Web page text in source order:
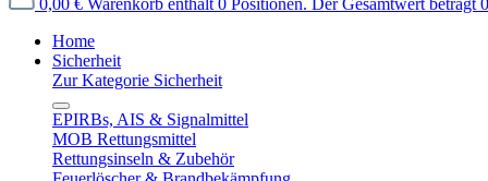
0,00 € Warenkorb enthält 0 Positionen. Der Gesamtwert beträgt
Home
Sicherheit
Zur Kategorie Sicherheit
EPIRBs, AIS & Signalmittel
MOB Rettungsmittel
Rettungsinseln & Zubehör